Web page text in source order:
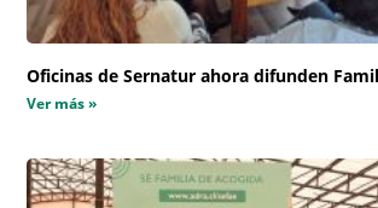
Oficinas de Sernatur ahora difunden
Ver más »